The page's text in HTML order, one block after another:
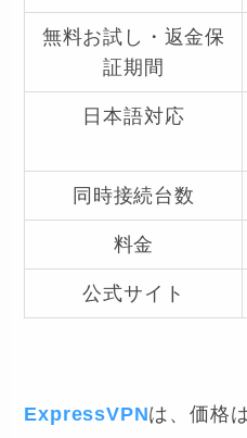
無料お試し・返金保
証期間
日本語対応
同時接続台数
料金
公式サイト
ExpressVPNは、価格